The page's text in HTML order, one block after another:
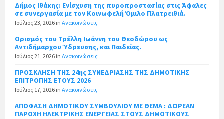
Δήμος Ιθάκης: Ενίσχυση της πυροπροστασίας στις Άφαλες
σε συνεργασία με τον Κοινωφελή Όμιλο Πλατρειθιά.
Ιούλιος 23, 2026 in Ανακοινώσεις
Ορισμός του Τρέλλη Ιωάννη του Θεοδώρου ως
Αντιδήμαρχου Ύδρευσης, και Παιδείας.
Ιούλιος 21, 2026 in Ανακοινώσεις
ΠΡΟΣΚΛΗΣΗ ΤΗΣ 24ης ΣΥΝΕΔΡΙΑΣΗΣ ΤΗΣ ΔΗΜΟΤΙΚΗΣ
ΕΠΙΤΡΟΠΗΣ ΕΤΟΥΣ 2026
Ιούλιος 17, 2026 in Ανακοινώσεις
ΑΠΟΦΑΣΗ ΔΗΜΟΤΙΚΟΥ ΣΥΜΒΟΥΛΙΟΥ ΜΕ ΘΕΜΑ : ΔΩΡΕΑΝ
ΠΑΡΟΧΗ ΗΛΕΚΤΡΙΚΗΣ ΕΝΕΡΓΕΙΑΣ ΣΤΟΥΣ ΔΗΜΟΤΙΚΟΥΣ